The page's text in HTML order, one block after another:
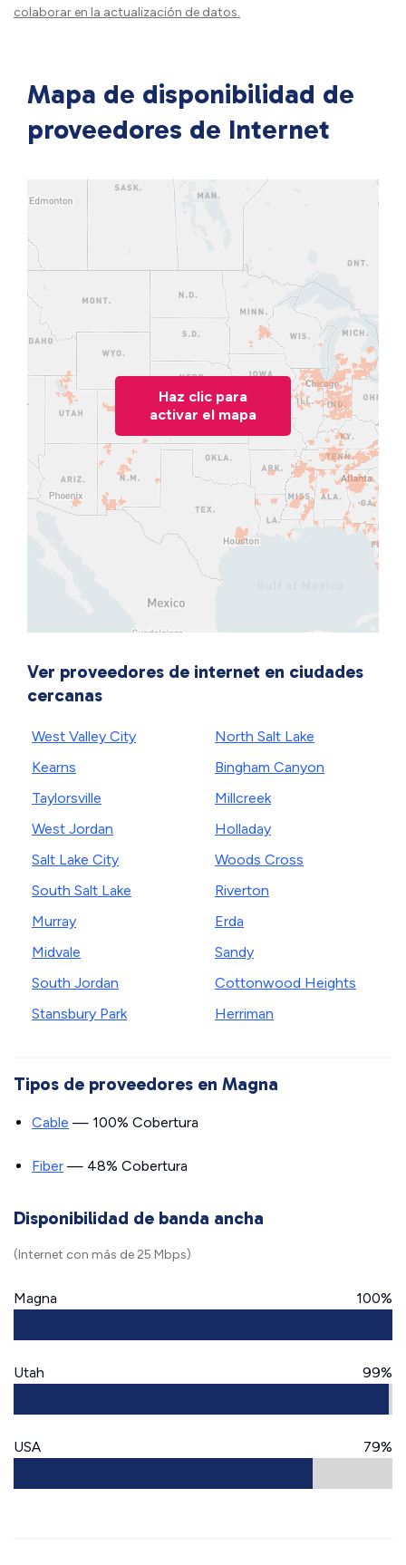
colaborar en la actualización de datos.
Mapa de disponibilidad de
proveedores de Internet
Haz clic para
activar el mapa
Ver proveedores de internet en ciudades
cercanas
West Valley City
Kearns
Taylorsville
West Jordan
Salt Lake City
South Salt Lake
Murray
Midvale
South Jordan
Stansbury Park
North Salt Lake
Bingham Canyon
Millcreek
Holladay
Woods Cross
Riverton
Erda
Sandy
Cottonwood Heights
Herriman
Tipos de proveedores en Magna
Cable — 100% Cobertura
Fiber — 48% Cobertura
Disponibilidad de banda ancha
(Internet con más de 25 Mbps)
Magna 100%
Utah 99%
USA 79%